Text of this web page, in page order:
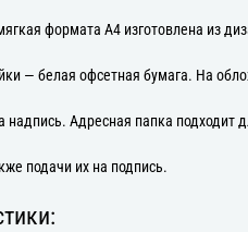
формата А4 изготовлена из
— белая офсетная бумага. На
надпись. Адресная папка подходит
подачи их на подпись.